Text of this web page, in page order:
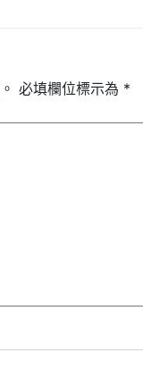
必填欄位標示為 *